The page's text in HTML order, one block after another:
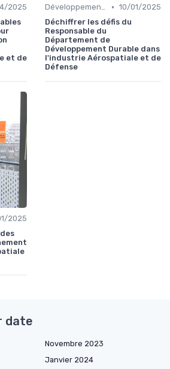
2025
et de
Développement Durable • 10/01/2025
Déchiffrer les défis du
Responsable du
Département de
Développement Durable dans
l'industrie Aérospatiale et de
Défense
2025
date
Novembre 2023
Janvier 2024